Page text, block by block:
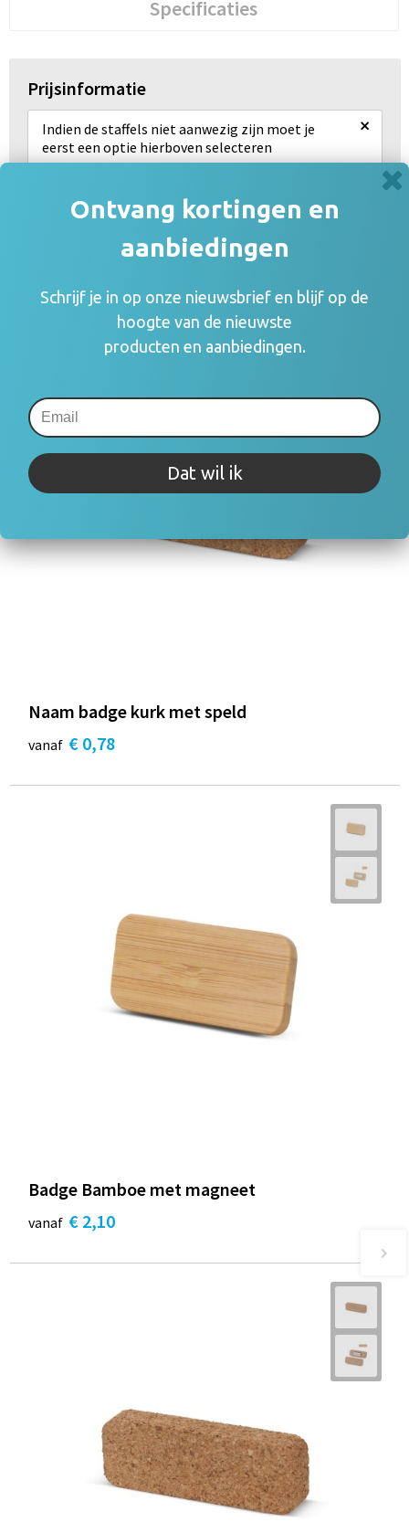
Specificaties
Prijsinformatie
Indien de staffels niet aanwezig zijn moet je
eerst een optie hierboven selecteren
×
Gerelateerde producten
Naam badge kurk met speld
vanaf € 0,78
Badge Bamboe met magneet
vanaf € 2,10
Ontvang kortingen en
aanbiedingen
Schrijf je in op onze nieuwsbrief en blijf op de
hoogte van de nieuwste
producten en aanbiedingen.
Dat wil ik